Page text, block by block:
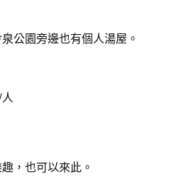
公園旁邊也有個人湯屋。
，也可以來此。